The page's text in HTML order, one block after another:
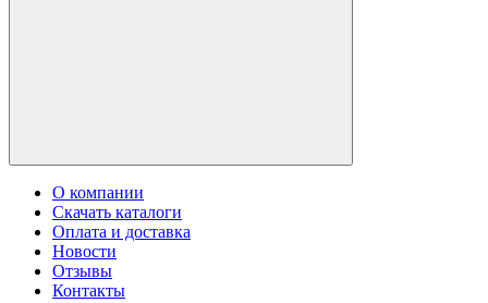
О компании
Скачать каталоги
Оплата и доставка
Новости
Отзывы
Контакты